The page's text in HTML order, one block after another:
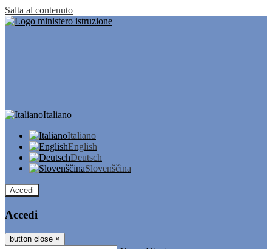
Salta al contenuto
Italiano
Italiano
English
Deutsch
Slovenščina
Accedi
Accedi
button close ×